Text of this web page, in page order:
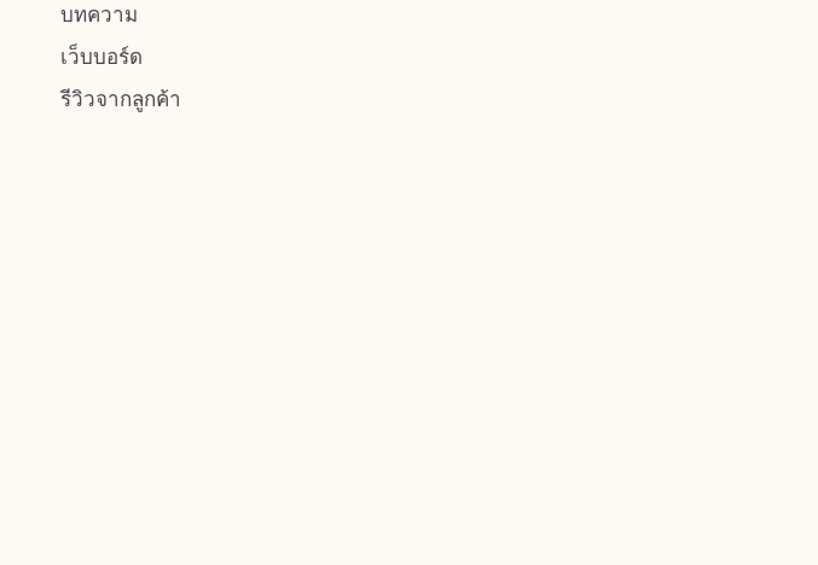
บทความ
เว็บบอร์ด
รีวิวจากลูกค้า